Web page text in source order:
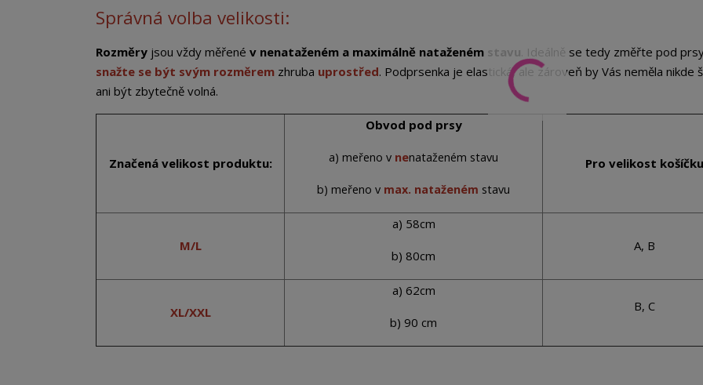
Správná volba velikosti:
Rozměry jsou vždy měřené v nenataženém a maximálně nataženém stavu . Ideálně se tedy změřte pod
snažte se být svým rozměrem zhruba uprostřed. Podprsenka je elastická, ale zároveň by Vás neměla nikde
ani být zbytečně volná.
Značená velikost produktu:
Obvod pod prsy
a) meřeno v nenataženém stavu
b) meřeno v max. nataženém stavu
Pro velikost košíčku
M/L
a) 58cm
b) 80cm
A, B
XL/XXL
a) 62cm
b) 90 cm
B, C